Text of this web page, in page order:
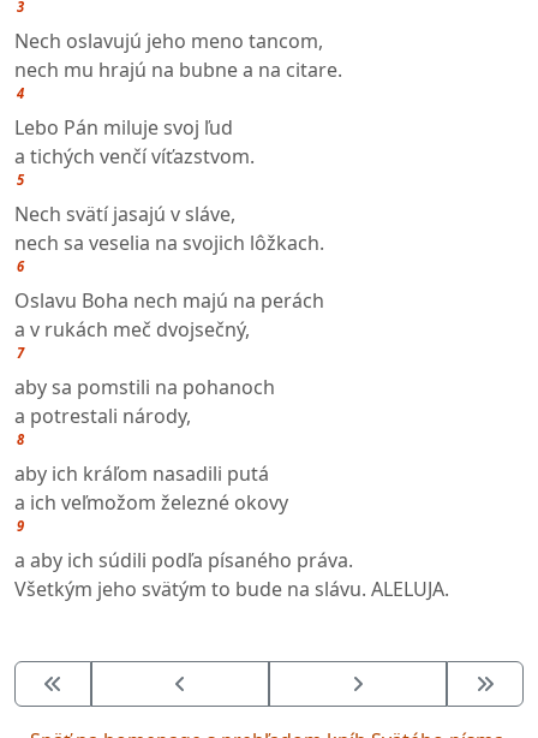
3
Nech oslavujú jeho meno tancom,
nech mu hrajú na bubne a na citare.
4
Lebo Pán miluje svoj ľud
a tichých venčí víťazstvom.
5
Nech svätí jasajú v sláve,
nech sa veselia na svojich lôžkach.
6
Oslavu Boha nech majú na perách
a v rukách meč dvojsečný,
7
aby sa pomstili na pohanoch
a potrestali národy,
8
aby ich kráľom nasadili putá
a ich veľmožom železné okovy
9
a aby ich súdili podľa písaného práva.
Všetkým jeho svätým to bude na slávu. ALELUJA.